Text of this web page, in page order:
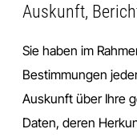
Auskunft,
Sie haben im
Bestimmungen
Auskunft über Ihre
Daten, deren